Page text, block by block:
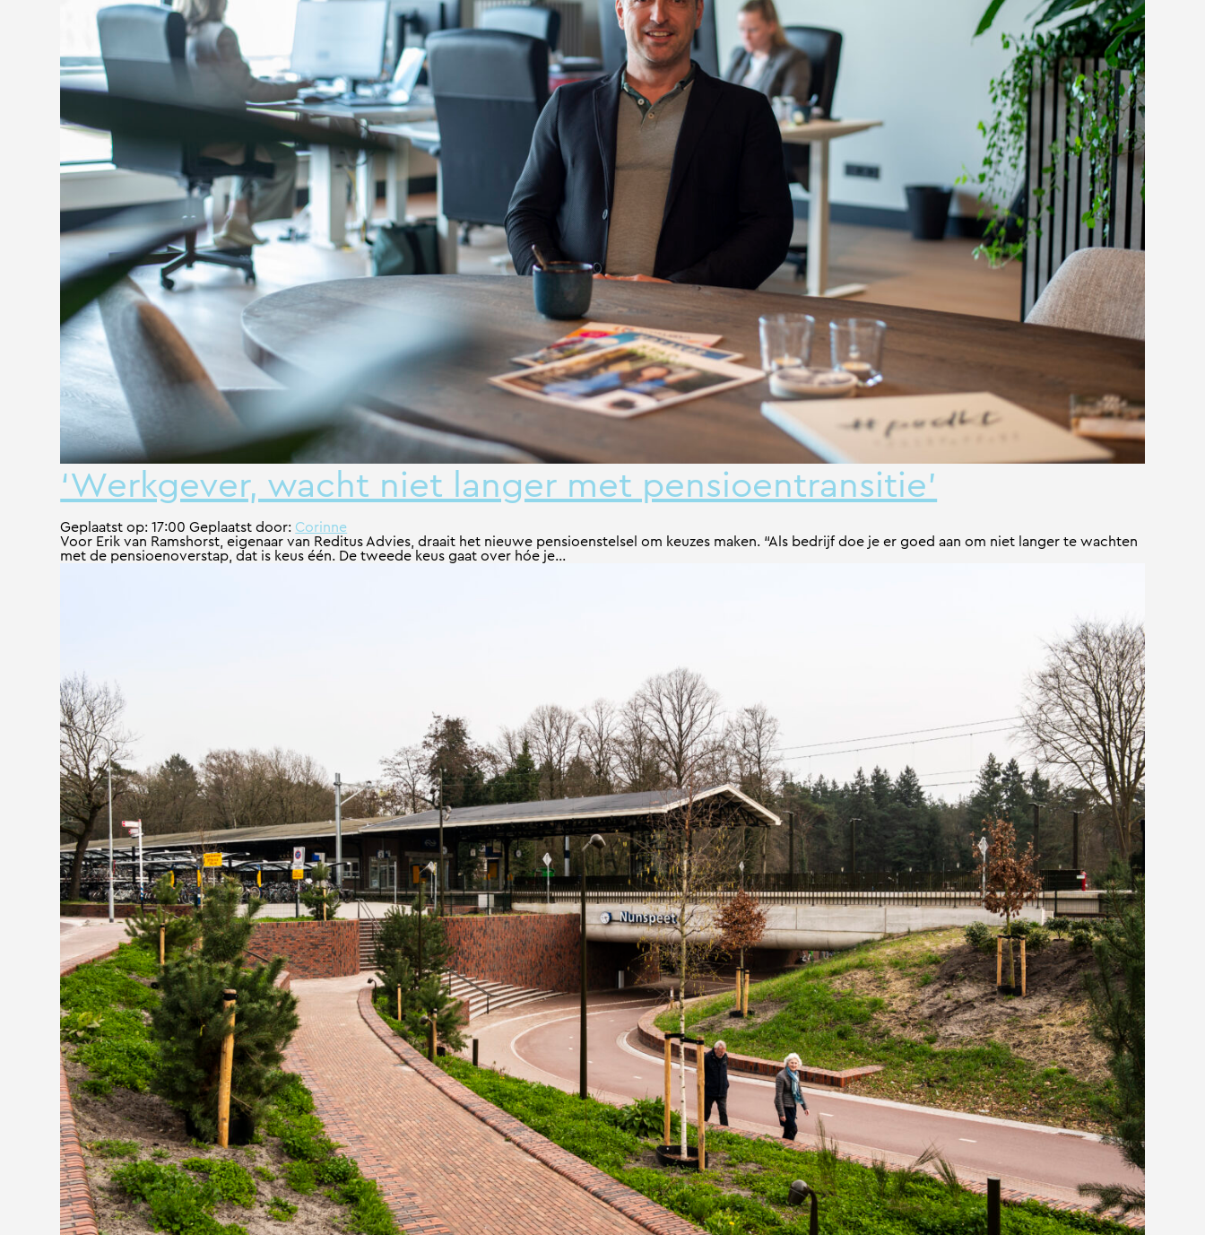
‘Werkgever, wacht niet langer met pensioentransitie’
Geplaatst op:17:00Geplaatst door: Corinne
Voor Erik van Ramshorst, eigenaar van Reditus Advies, draait het nieuwe pensioenstelsel om keuzes maken. “Als bedrijf doe je er goed aan om niet langer te wachten
met de pensioenoverstap, dat is keus één. De tweede keus gaat over hóe je...